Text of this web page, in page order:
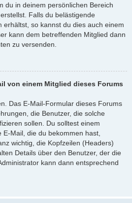
du in deinem persönlichen Bereich
Falls du belästigende
erhältst, so kannst du dies auch einem
kann dem betreffenden Mitglied dann
zu versenden.
von einem Mitglied dieses Forums
Das E-Mail-Formular dieses Forums
die Benutzer, die solche
sollen. Du solltest einem
Mail, die du bekommen hast,
wichtig, die Kopfzeilen (Headers)
Details über den Benutzer, der die
kann dann entsprechend